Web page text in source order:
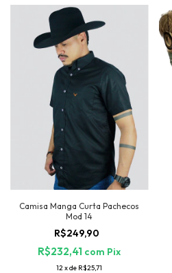
Camisa Manga Curta Pachecos
Mod 14
R$249,90
R$232,41 com Pix
12xde R$25,71